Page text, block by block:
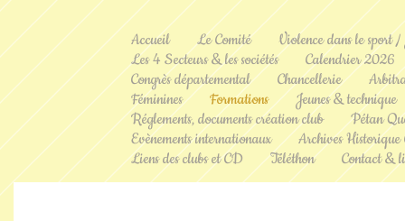
Accueil Le Comité
Violence dans le sport
Les 4 Secteurs & les sociétés
Calendrier 2026
Congrès départemental
Chancellerie
Féminines
Formations
Jeunes & technique
Réglements, documents création club
Pétan
Evènements internationaux
Archives
Liens des clubs et CD
Téléthon Contact &